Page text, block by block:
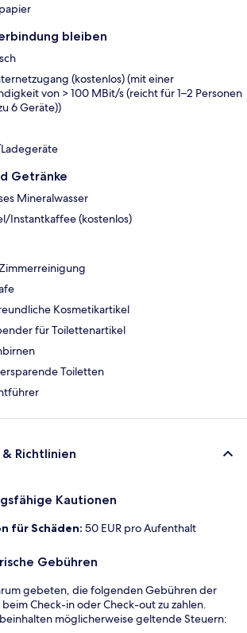
bleiben
(kostenlos) (mit einer
von > 100 MBit/s (reicht für 1–2 Personen
6 Geräte))
Getränke
Mineralwasser
Instantkaffee (kostenlos)
Kosmetikartikel
für Toilettenartikel
Toiletten
Richtlinien
Kautionen
für Schäden: 50 EUR pro Aufenthalt
Gebühren
gebeten, die folgenden Gebühren der
Check-in oder Check-out zu zahlen.
möglicherweise geltende Steuern: